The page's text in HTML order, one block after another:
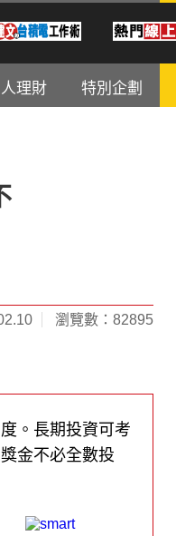
理財 特別企劃
瀏覽數：82895
。長期投資可考
金不必全數投